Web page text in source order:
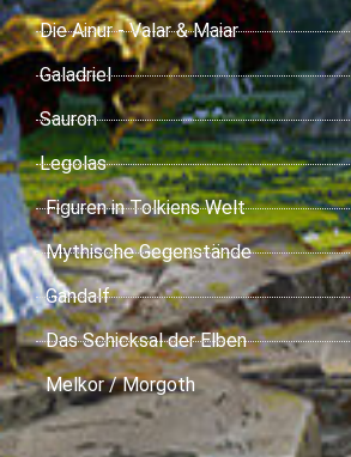
Die Ainur - Valar & Maiar
Galadriel
Sauron
Legolas
Figuren in Tolkiens Welt
Mythische Gegenstände
Gandalf
Das Schicksal der Elben
Melkor / Morgoth